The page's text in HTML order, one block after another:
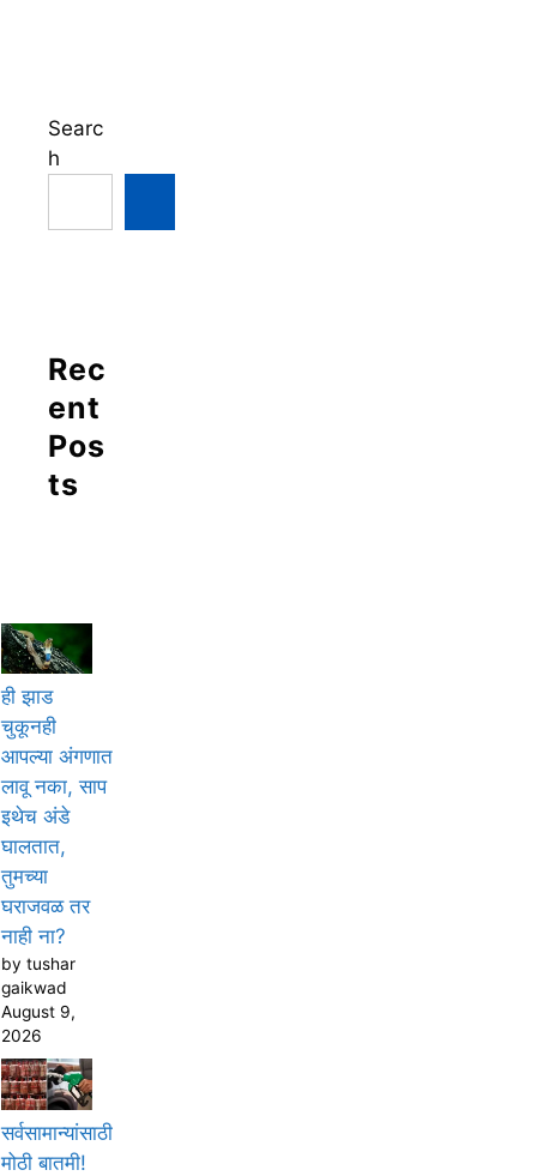
Searc
h
Rec
ent
Pos
ts
ही झाड
चुकूनही
आपल्या अंगणात
लावू नका, साप
इथेच अंडे
घालतात,
तुमच्या
घराजवळ तर
नाही ना?
by tushar
gaikwad
August 9,
2026
सर्वसामान्यांसाठी
मोठी बातमी!